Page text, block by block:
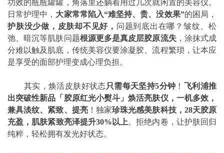
功效的瓶瓶罐罐，角落里还躺着用过几次就闲置的美容仪。
日常护理中， 大家常常陷入“难坚持、贵、没效果”的困局，
护肤没少做，皮肤却不见好， 问题到底出在哪？皱纹、松
弛、暗沉等肌肤问题根源更多是真皮层胶原流失，涂抹式成
分难以触及肌底，传统美容仪要涂凝胶、流程繁琐，让本应
是享受的面部护理变成心理负担。
其实，焕活皮肤好状态只需每天坚持5分钟 ！ 飞利浦推
出突破性新品「胶原红光小熨斗」焕活亮肤仪，一机多效，
兼具淡纹、紧致、提亮！独家珍珠光感美肤科技，28天胶原
充盈，肌肤紧致亮泽提升30%以上。拒绝内卷，让护肤回归
纯粹，轻松拥有发光好状态。